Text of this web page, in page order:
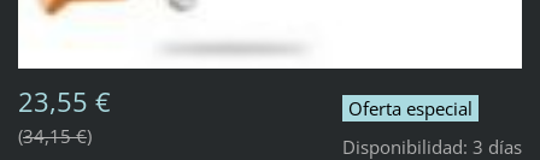
Oferta especial
Disponibilidad: 3 días
23,55 €
34,15 €